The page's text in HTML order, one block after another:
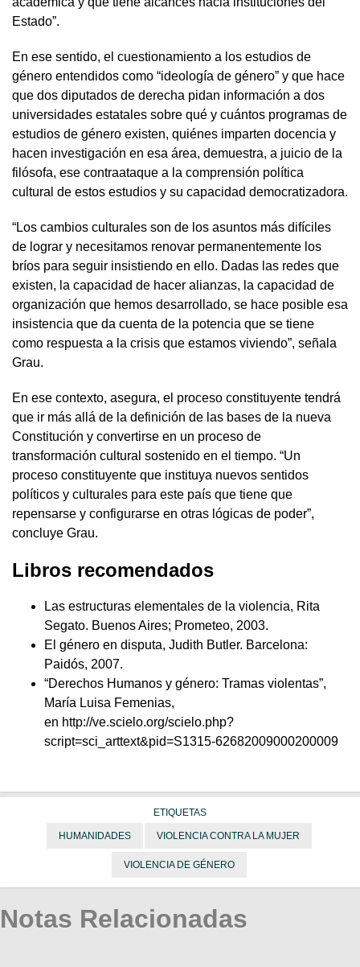
Estado”.
En ese sentido, el cuestionamiento a los estudios de
género entendidos como “ideología de género” y que hace
que dos diputados de derecha pidan información a dos
universidades estatales sobre qué y cuántos programas de
estudios de género existen, quiénes imparten docencia y
hacen investigación en esa área, demuestra, a juicio de la
filósofa, ese contraataque a la comprensión política
cultural de estos estudios y su capacidad democratizadora.
“Los cambios culturales son de los asuntos más difíciles
de lograr y necesitamos renovar permanentemente los
bríos para seguir insistiendo en ello. Dadas las redes que
existen, la capacidad de hacer alianzas, la capacidad de
organización que hemos desarrollado, se hace posible esa
insistencia que da cuenta de la potencia que se tiene
como respuesta a la crisis que estamos viviendo”, señala
Grau.
En ese contexto, asegura, el proceso constituyente tendrá
que ir más allá de la definición de las bases de la nueva
Constitución y convertirse en un proceso de
transformación cultural sostenido en el tiempo. “Un
proceso constituyente que instituya nuevos sentidos
políticos y culturales para este país que tiene que
repensarse y configurarse en otras lógicas de poder”,
concluye Grau.
Libros recomendados
Las estructuras elementales de la violencia, Rita
Segato. Buenos Aires; Prometeo, 2003.
El género en disputa, Judith Butler. Barcelona:
Paidós, 2007.
“Derechos Humanos y género: Tramas violentas”,
María Luisa Femenias,
en http://ve.scielo.org/scielo.php?
script=sci_arttext&pid=S1315-62682009000200009
ETIQUETAS
HUMANIDADES VIOLENCIA CONTRA LA MUJER
VIOLENCIA DE GÉNERO
Notas Relacionadas